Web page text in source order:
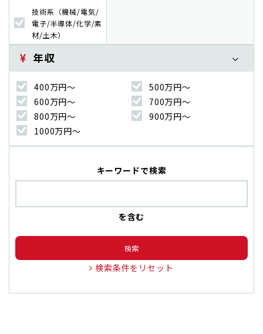
技術系（機械/電気/
電子/半導体/化学/素
材/土木）
年収
400万円〜
500万円〜
600万円〜
700万円〜
800万円〜
900万円〜
1000万円〜
キーワードで検索
を含む
検索
検索条件をリセット